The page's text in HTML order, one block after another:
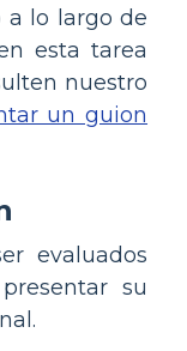
a lo largo de
esta tarea
nuestro
un guion
evaluados
su